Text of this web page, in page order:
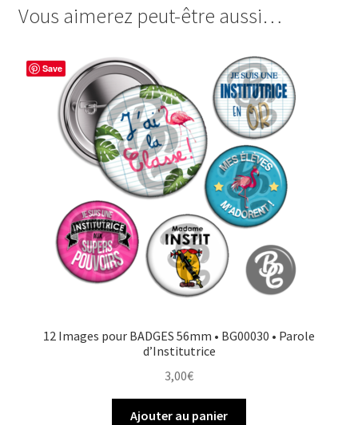
Institutrice
Super
e
o
o
t
e
s
t
t
e
r
t
g
e
r
Vous aimerez peut-être aussi…
Save
12 Images pour BADGES 56mm • BG00030 • Parole
d’Institutrice
3,00€
Ajouter au panier